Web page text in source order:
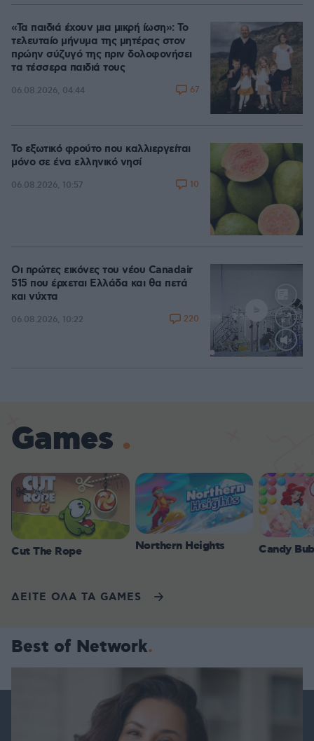
«Τα παιδιά έχουν μια μικρή ίωση»: Το
τελευταίο μήνυμα της μητέρας στον
πρώην σύζυγό της πριν δολοφονήσει
τα τέσσερα παιδιά τους
06.08.2026, 04:44 67
Το εξωτικό φρούτο που καλλιεργείται
μόνο σε ένα ελληνικό νησί
06.08.2026, 10:57 10
Loaded
Οι πρώτες εικόνες του νέου Canadair
515 που έρχεται Ελλάδα και θα πετά
και νύχτα
06.08.2026, 10:22 220
Games
Cut The Rope Northern Heights Candy
ΔΕΙΤΕ ΟΛΑ ΤΑ GAMES
Best of Network